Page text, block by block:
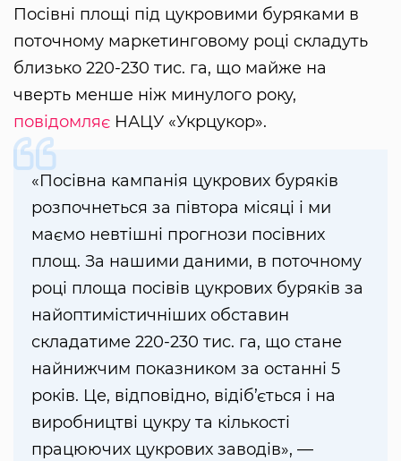
Посівні площі під цукровими буряками в
поточному маркетинговому році складуть
близько 220-230 тис. га, що майже на
чверть менше ніж минулого року,
повідомляє НАЦУ «Укрцукор».
«Посівна кампанія цукрових буряків
розпочнеться за півтора місяці і ми
маємо невтішні прогнози посівних
площ. За нашими даними, в поточному
році площа посівів цукрових буряків за
найоптимістичніших обставин
складатиме 220-230 тис. га, що стане
найнижчим показником за останні 5
років. Це, відповідно, відіб’ється і на
виробництві цукру та кількості
працюючих цукрових заводів», —